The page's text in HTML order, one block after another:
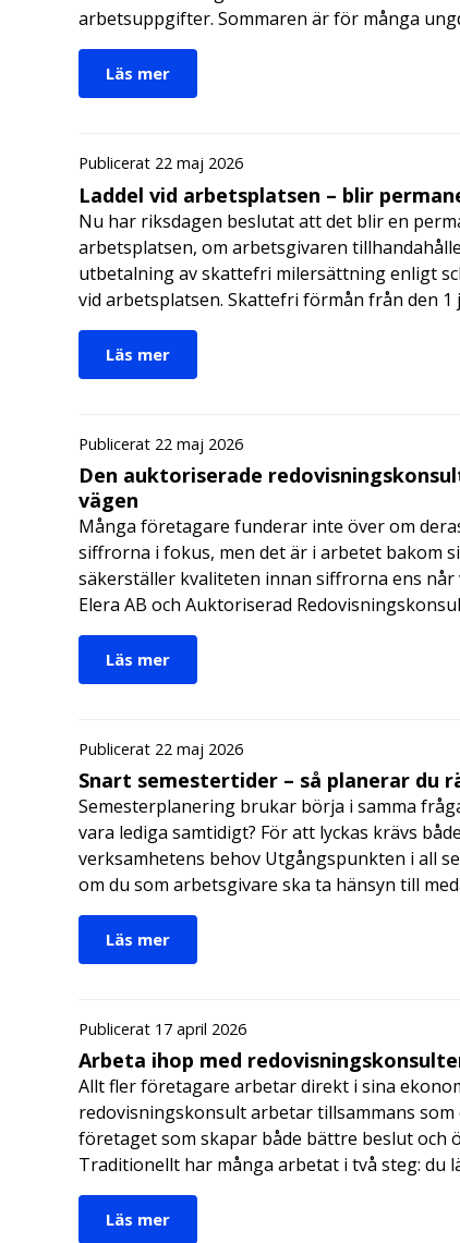
arbetsuppgifter. Sommaren är för många
Läs mer
Publicerat 22 maj 2026
Laddel vid arbetsplatsen – blir
Nu har riksdagen beslutat att det blir en
arbetsplatsen, om arbetsgivaren
utbetalning av skattefri milersättning enligt
vid arbetsplatsen. Skattefri förmån från den 1
Läs mer
Publicerat 22 maj 2026
Den auktoriserade
vägen
Många företagare funderar inte över om
siffrorna i fokus, men det är i arbetet bakom
säkerställer kvaliteten innan siffrorna ens når
Elera AB och Auktoriserad
Läs mer
Publicerat 22 maj 2026
Snart semestertider – så planerar du
Semesterplanering brukar börja i samma
vara lediga samtidigt? För att lyckas krävs
verksamhetens behov Utgångspunkten i all
om du som arbetsgivare ska ta hänsyn till
Läs mer
Publicerat 17 april 2026
Arbeta ihop med
Allt fler företagare arbetar direkt i sina
redovisningskonsult arbetar tillsammans
företaget som skapar både bättre beslut
Traditionellt har många arbetat i två steg: du
Läs mer